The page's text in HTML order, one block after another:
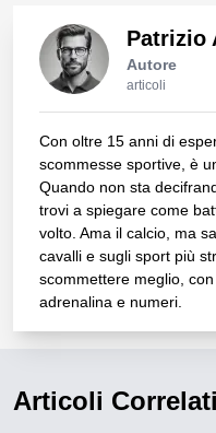
Patrizio
Autore
articoli
Con oltre 15 anni di
scommesse sportive, è
Quando non sta
trovi a spiegare come
volto. Ama il calcio, ma
cavalli e sugli sport più
scommettere meglio,
adrenalina e numeri.
Articoli Correlati